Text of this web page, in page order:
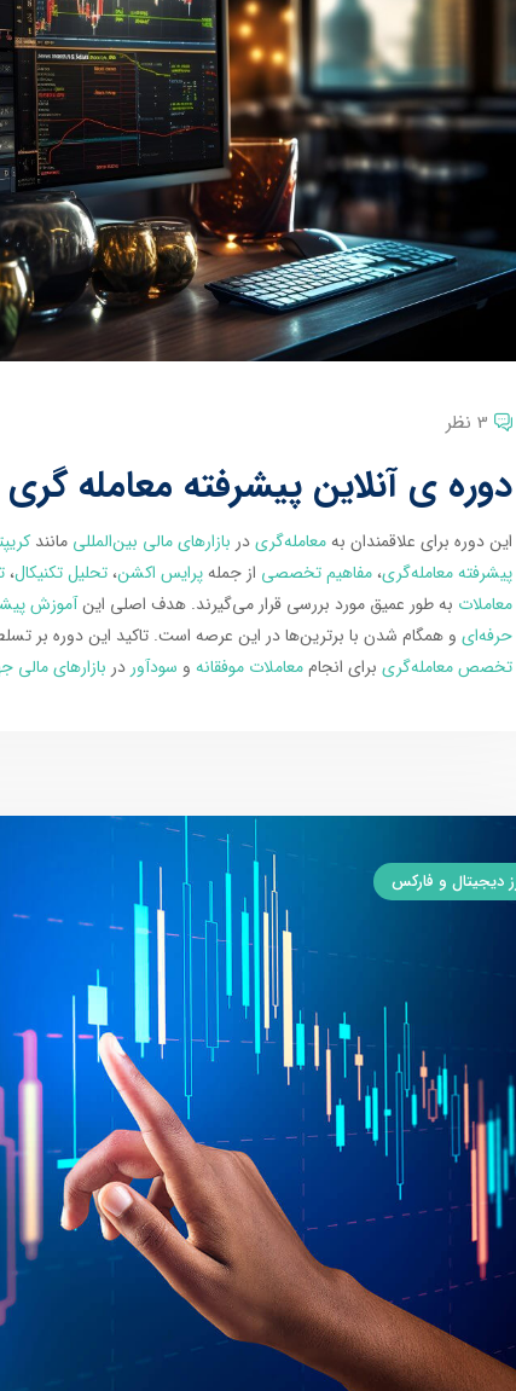
3 نظر
دوره ی آنلاین پیشرفته معامله گری
این دوره برای علاقمندان بهمعامله‌گریدر بازارهای مالی بین‌المللی مانند
پیشرفته معامله‌گری، مفاهیم تخصصی از جملهپرایس اکشن، تحلیل تکنیکال،
معاملات به طور عمیق مورد بررسی قرار می‌گیرند. هدف اصلی اینآموزش
حرفه‌ای و همگام شدن با برترین‌ها در این عرصه است. تاکید این دوره بر
تخصص معامله‌گری برای انجاممعاملات موفقانه و سودآور در بازارهای مالی
دیجیتال و فارکس